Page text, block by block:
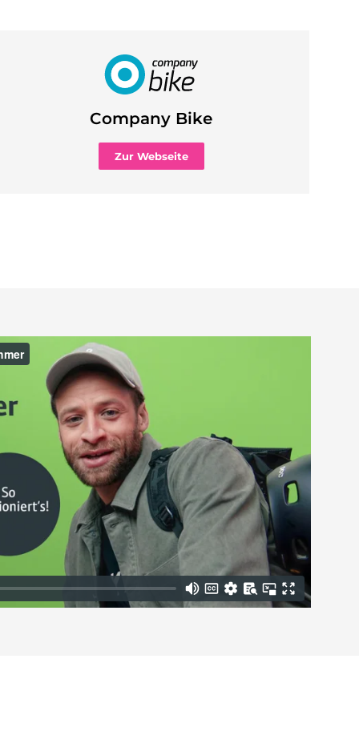
Company Bike
Zur Webseite